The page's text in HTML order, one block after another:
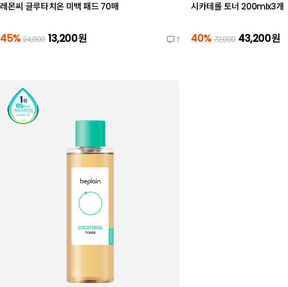
레몬씨 글루타치온 미백 패드 70매
45% 24,000 13,200원 7
시카테롤 토너 200mlx3개
40% 72,000 43,200원